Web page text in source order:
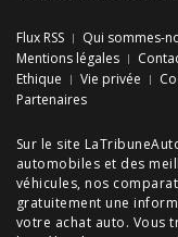
Flux RSS Qui sommes-
Mentions légales
Ethique
Vie privée
Partenaires
Sur le site
automobiles et des
véhicules, nos
gratuitement une
votre achat auto. Vous